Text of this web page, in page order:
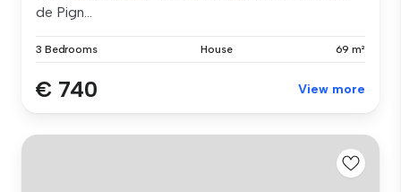
de Pign...
3 Bedrooms House 69 m²
€ 740 View more